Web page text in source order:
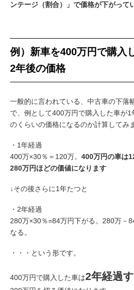
ンテージ（割合）」で価格が下がって
例）新車を400万円で購入
2年後の価格
一般的に言われている、中古車の下落
で、例として400万円で購入した車が
のくらいの価格になるのか計算してみ
・1年経過
400万×30％＝120万。 400万円の車は
280万円ほどの価値になります
↓その後さらに1年たつと
・2年経過
280万×30％=84万円下がる。280万－
なる。
・・・という形です。
400万円で購入した車は2年経過